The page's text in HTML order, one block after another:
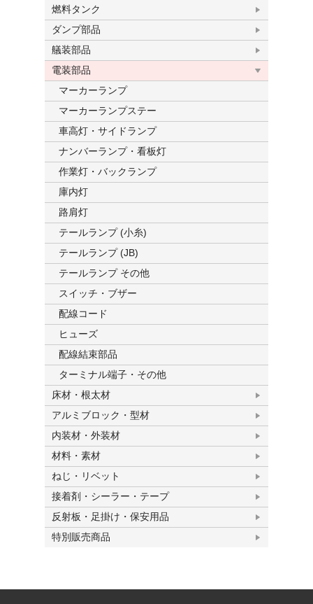
燃料タンク
ダンプ部品
艤装部品
電装部品
マーカーランプ
マーカーランプステー
車高灯・サイドランプ
ナンバーランプ・看板灯
作業灯・バックランプ
庫内灯
路肩灯
テールランプ (小糸)
テールランプ (JB)
テールランプ その他
スイッチ・ブザー
配線コード
ヒューズ
配線結束部品
ターミナル端子・その他
床材・根太材
アルミブロック・型材
内装材・外装材
材料・素材
ねじ・リベット
接着剤・シーラー・テープ
反射板・足掛け・保安用品
特別販売商品